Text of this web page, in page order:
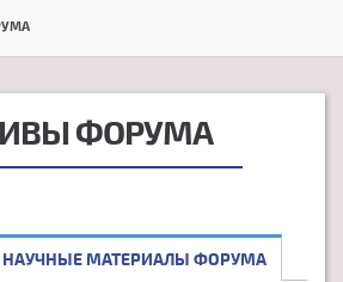
ФОРУМА
НАУЧНЫЕ МАТЕРИАЛЫ ФОРУМА